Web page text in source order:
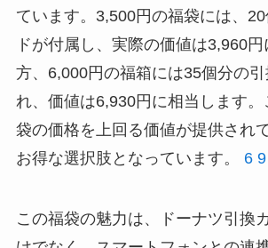
ています。3,500円の福袋には、
ドが付属し、実際の価値は3,960
方、6,000円の福箱には35個分の
れ、価値は6,930円に相当します
袋の価格を上回る価値が提供され
お得な選択肢となっています。 6 9
この福袋の魅力は、ドーナツ引換